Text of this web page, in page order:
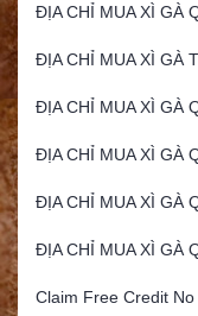
ĐỊA CHỈ MUA XÌ GÀ
ĐỊA CHỈ MUA XÌ GÀ
ĐỊA CHỈ MUA XÌ GÀ
ĐỊA CHỈ MUA XÌ GÀ
ĐỊA CHỈ MUA XÌ GÀ
ĐỊA CHỈ MUA XÌ GÀ
Claim Free Credit